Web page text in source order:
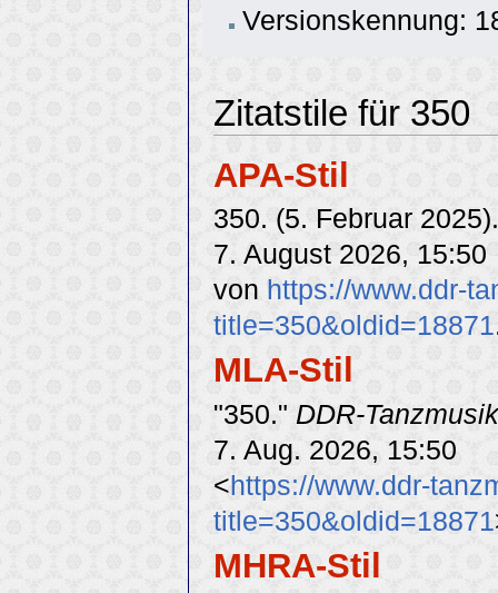
Versionskennung:
Zitatstile für 350
APA-Stil
350. (5. Februar
7. August 2026, 15:50
von https://www.ddr-
title=350&oldid=18871
MLA-Stil
"350." DDR-
7. Aug. 2026, 15:50
<https://www.ddr-
title=350&oldid=18871
MHRA-Stil